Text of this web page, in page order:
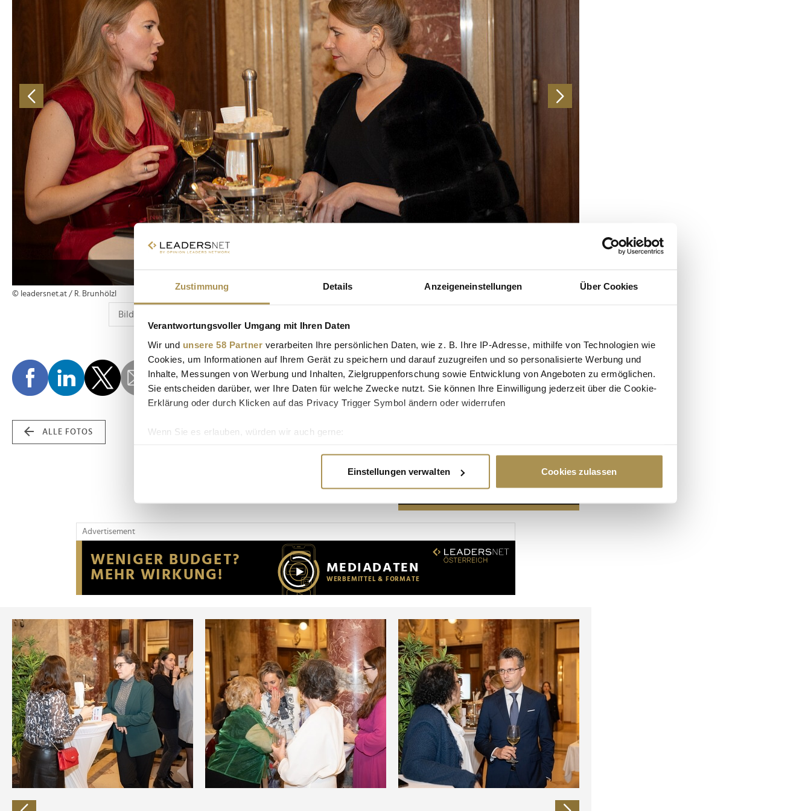
Zustimmung Details Anzeigeneinstellungen Über Cookies
Verantwortungsvoller Umgang mit Ihren Daten
Wir und unsere 58 Partner verarbeiten Ihre persönlichen Daten, wie z. B. Ihre IP-Adresse, mithilfe von Technologien wie
Cookies, um Informationen auf Ihrem Gerät zu speichern und darauf zuzugreifen und so personalisierte Werbung und
Inhalte, Messungen von Werbung und Inhalten, Zielgruppenforschung sowie Entwicklung von Angeboten zu ermöglichen.
Sie entscheiden darüber, wer Ihre Daten für welche Zwecke nutzt. Sie können Ihre Einwilligung jederzeit über die Cookie-
Erklärung oder durch Klicken auf das Privacy Trigger Symbol ändern oder widerrufen
Wenn Sie es erlauben, würden wir auch gerne:
Erfahren Sie mehr darüber, wie Ihre persönlichen Daten verarbeitet werden, und legen Sie Ihre Präferenzen im
Wir verwenden Cookies, um Inhalte und Anzeigen zu personalisieren, Funktionen für soziale Medien anbieten zu können
Website an unsere Partner für soziale Medien, Werbung und Analysen weiter. Unsere Partner führen diese Informationen
möglicherweise mit weiteren Daten zusammen, die Sie ihnen bereitgestellt haben oder die sie im Rahmen Ihrer Nutzung
der Dienste gesammelt haben.
Einstellungen verwalten Cookies zulassen
© leadersnet.at / R. Brunhölzl
ALLE FOTOS
Advertisement
Advertisement